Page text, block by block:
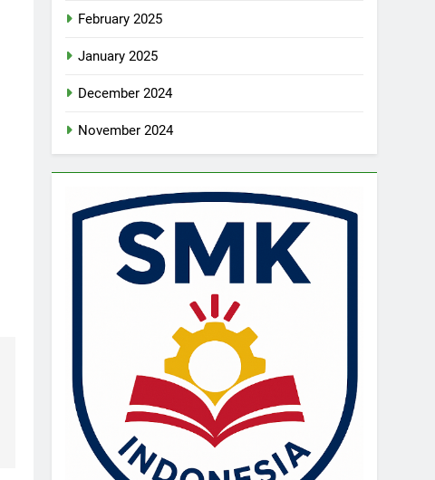
February 2025
January 2025
December 2024
November 2024